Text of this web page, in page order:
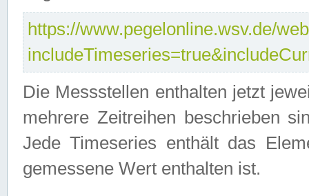
https://www.pegelonline.wsv.de/
Die Messstellen enthalten jetzt
mehrere Zeitreihen beschrieben
Jede Timeseries enthält das
gemessene Wert enthalten ist.